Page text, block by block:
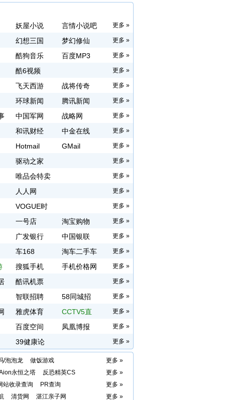
妖屋小说 言情小说吧 更多 »
幻想三国 梦幻修仙 更多 »
酷狗音乐 百度MP3 更多 »
酷6视频 更多 »
飞天西游 战将传奇 更多 »
环球新闻 腾讯新闻 更多 »
中国军网 战略网 更多 »
和讯财经 中金在线 更多 »
Hotmail GMail 更多 »
驱动之家 更多 »
唯品会特卖 更多 »
人人网 更多 »
VOGUE时
尚
更多 »
一号店 淘宝购物 更多 »
广发银行 中国银联 更多 »
车168 淘车二手车 更多 »
搜狐手机 手机价格网 更多 »
酷讯机票 更多 »
智联招聘
58同城招
聘
更多 »
雅虎体育
CCTV5直
播
更多 »
百度空间 凤凰博报 更多 »
39健康论
坛
更多 »
/泡泡龙 做饭游戏
更多 »
永恒之塔 反恐精英CS
更多 »
站收录查询 PR查询
更多 »
清货网 湛江亲子网 更多 »